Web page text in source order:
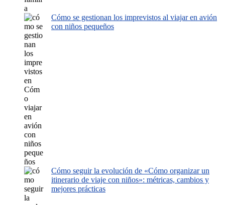
Cómo se gestionan los imprevistos al viajar en avión
con niños pequeños
Cómo seguir la evolución de «Cómo organizar un
itinerario de viaje con niños»: métricas, cambios y
mejores prácticas